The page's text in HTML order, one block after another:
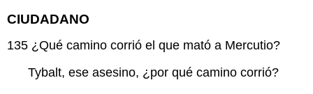
CIUDADANO
135 ¿Qué camino corrió el que mató a Mercutio?
Tybalt, ese asesino, ¿por qué camino corrió?